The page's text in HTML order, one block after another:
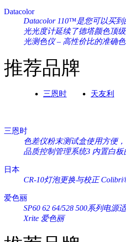
Datacolor
Datacolor 110™是您可以买
光光度计延续了德塔颜色顶
光测色仪 – 高性价比的准确色
推荐品牌
三恩时 天友利
三恩时
色差仪粉末测试盒使用方便
品质控制管理系统3 内置白板
日本
CR-10灯泡更换与校正
爱色丽
SP60 62 64/528 500系列电源
Xrite 爱色丽